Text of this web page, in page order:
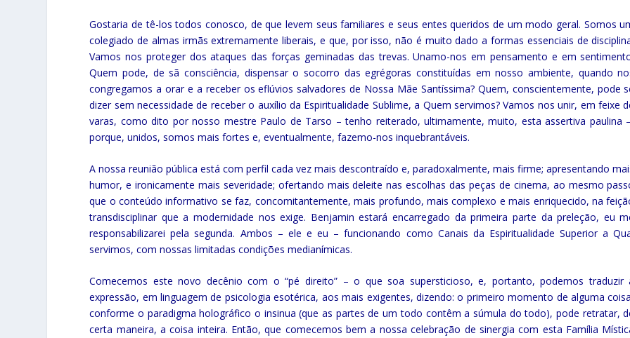
Gostaria de tê-los todos conosco, de que levem seus familiares e seus entes queridos de um modo geral. Somos
colegiado de almas irmãs extremamente liberais, e que, por isso, não é muito dado a formas essenciais de
Vamos nos proteger dos ataques das forças geminadas das trevas. Unamo-nos em pensamento e em
Quem pode, de sã consciência, dispensar o socorro das egrégoras constituídas em nosso ambiente, quando
congregamos a orar e a receber os eflúvios salvadores de Nossa Mãe Santíssima? Quem, conscientemente, pode
dizer sem necessidade de receber o auxílio da Espiritualidade Sublime, a Quem servimos? Vamos nos unir, em feixe
varas, como dito por nosso mestre Paulo de Tarso – tenho reiterado, ultimamente, muito, esta assertiva paulina
porque, unidos, somos mais fortes e, eventualmente, fazemo-nos inquebrantáveis.
A nossa reunião pública está com perfil cada vez mais descontraído e, paradoxalmente, mais firme; apresentando
humor, e ironicamente mais severidade; ofertando mais deleite nas escolhas das peças de cinema, ao mesmo
que o conteúdo informativo se faz, concomitantemente, mais profundo, mais complexo e mais enriquecido, na
transdisciplinar que a modernidade nos exige. Benjamin estará encarregado da primeira parte da preleção, eu
responsabilizarei pela segunda. Ambos – ele e eu – funcionando como Canais da Espiritualidade Superior a
servimos, com nossas limitadas condições medianímicas.
Comecemos este novo decênio com o “pé direito” – o que soa supersticioso, e, portanto, podemos traduzir
expressão, em linguagem de psicologia esotérica, aos mais exigentes, dizendo: o primeiro momento de alguma
conforme o paradigma holográfico o insinua (que as partes de um todo contêm a súmula do todo), pode retratar,
certa maneira, a coisa inteira. Então, que comecemos bem a nossa celebração de sinergia com esta Família